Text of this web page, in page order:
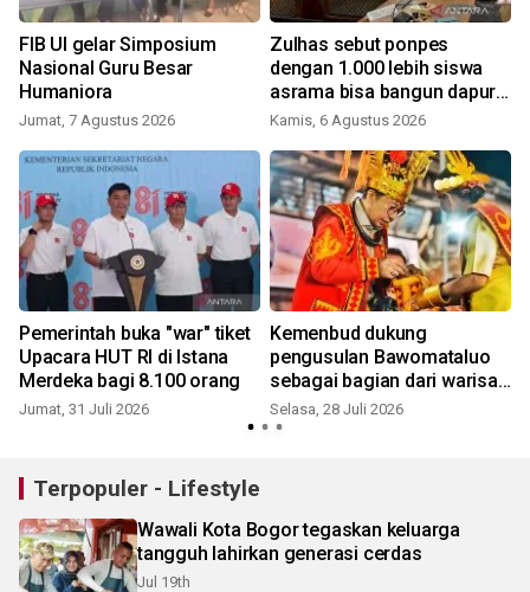
FIB UI gelar Simposium
Nasional Guru Besar
Humaniora
Jumat, 7 Agustus 2026
Zulhas sebut ponpes
dengan 1.000 lebih siswa
asrama bisa bangun dapur
MBG
Kamis, 6 Agustus 2026
Pemerintah buka "war" tiket
Upacara HUT RI di Istana
Merdeka bagi 8.100 orang
Jumat, 31 Juli 2026
Kemenbud dukung
pengusulan Bawomataluo
sebagai bagian dari warisan
budaya dunia
Selasa, 28 Juli 2026
Terpopuler - Lifestyle
Wawali Kota Bogor tegaskan keluarga
tangguh lahirkan generasi cerdas
Jul 19th